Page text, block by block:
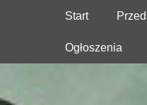
Start
Ogłoszenia